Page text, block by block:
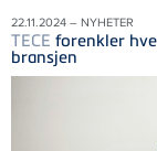
22.11.2024 – NYHETER
TECE forenkler
bransjen